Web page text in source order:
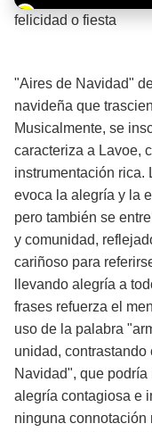
Barra de progreso de
felicidad o fiesta
"Aires de Navidad"
navideña que
Musicalmente, se
caracteriza a Lavoe,
instrumentación rica.
evoca la alegría y la
pero también se
y comunidad,
cariñoso para
llevando alegría a
frases refuerza el
uso de la palabra
unidad,
Navidad", que
alegría contagiosa e
ninguna connotación